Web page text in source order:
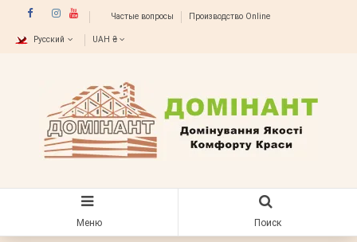
Частые вопросы Производство Online
Русский UAH ₴
Меню Поиск